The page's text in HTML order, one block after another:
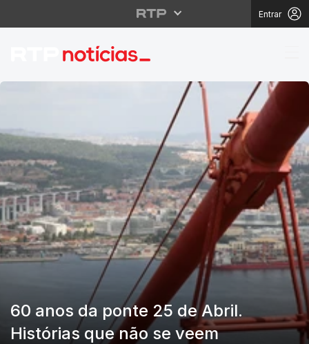
Entrar
RTP Notícias
60 anos da ponte 25 de Abril.
Histórias que não se veem